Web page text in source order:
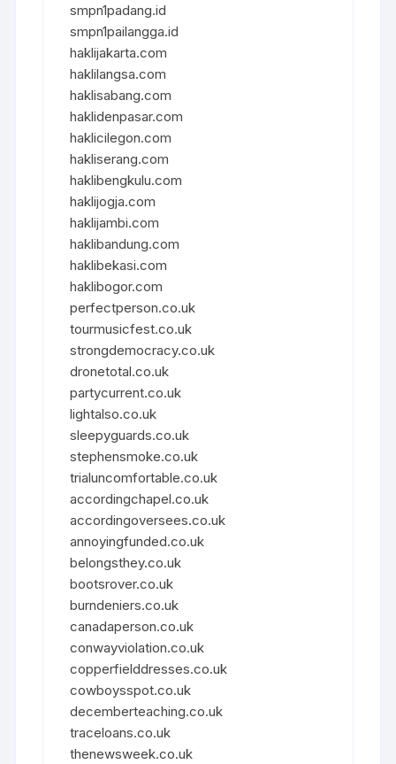
smpn1padang.id
smpn1pailangga.id
haklijakarta.com
haklilangsa.com
haklisabang.com
haklidenpasar.com
haklicilegon.com
hakliserang.com
haklibengkulu.com
haklijogja.com
haklijambi.com
haklibandung.com
haklibekasi.com
haklibogor.com
perfectperson.co.uk
tourmusicfest.co.uk
strongdemocracy.co.uk
dronetotal.co.uk
partycurrent.co.uk
lightalso.co.uk
sleepyguards.co.uk
stephensmoke.co.uk
trialuncomfortable.co.uk
accordingchapel.co.uk
accordingoversees.co.uk
annoyingfunded.co.uk
belongsthey.co.uk
bootsrover.co.uk
burndeniers.co.uk
canadaperson.co.uk
conwayviolation.co.uk
copperfielddresses.co.uk
cowboysspot.co.uk
decemberteaching.co.uk
traceloans.co.uk
thenewsweek.co.uk